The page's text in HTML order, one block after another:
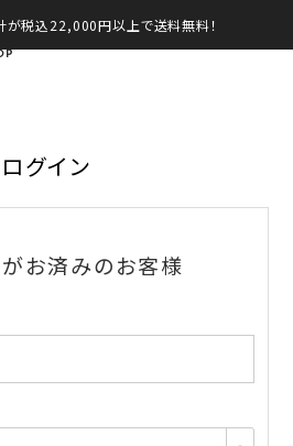
が税込22,000円以上で送料無料！
ログイン
お済みのお客様